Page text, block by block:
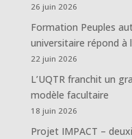
26 juin 2026
Formation Peuples
universitaire répond à
22 juin 2026
L’UQTR franchit un
modèle facultaire
18 juin 2026
Projet IMPACT –